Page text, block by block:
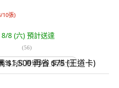
10張)
8/8 (六) 預計送達
(56)
$1,500 再省 $75 (王道卡)